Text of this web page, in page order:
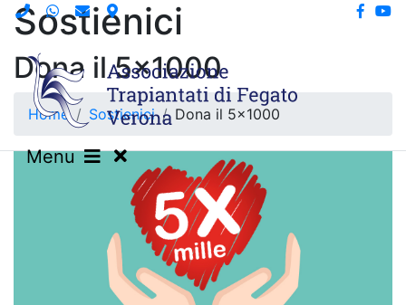
Menu
Sostienici
Dona il 5x1000
Home Sostienici Dona il 5x1000